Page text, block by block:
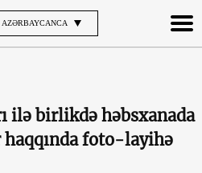
AZƏRBAYCANCA
ilə birlikdə həbsxanada
haqqında foto-layihə